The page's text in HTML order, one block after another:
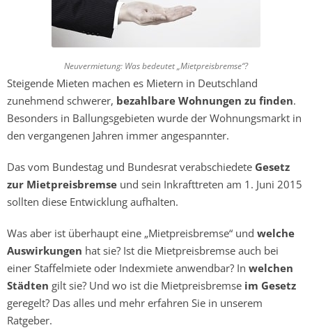
Neuvermietung: Was bedeutet „Mietpreisbremse“?
Steigende Mieten machen es Mietern in Deutschland
zunehmend schwerer, bezahlbare Wohnungen zu finden.
Besonders in Ballungsgebieten wurde der Wohnungsmarkt in
den vergangenen Jahren immer angespannter.
Das vom Bundestag und Bundesrat verabschiedete Gesetz
zur Mietpreisbremse und sein Inkrafttreten am 1. Juni 2015
sollten diese Entwicklung aufhalten.
Was aber ist überhaupt eine „Mietpreisbremse“ und welche
Auswirkungen hat sie? Ist die Mietpreisbremse auch bei
einer Staffelmiete oder Indexmiete anwendbar? In welchen
Städten gilt sie? Und wo ist die Mietpreisbremse im Gesetz
geregelt? Das alles und mehr erfahren Sie in unserem
Ratgeber.